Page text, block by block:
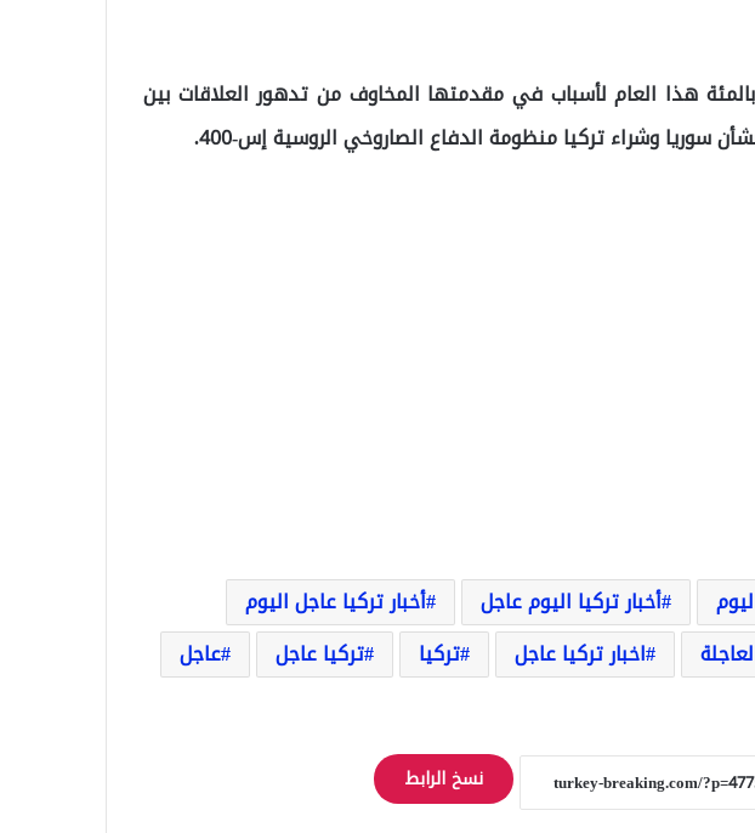
هذا العام لأسباب في مقدمتها المخاوف من تدهور العلاقات بين
سوريا وشراء تركيا منظومة الدفاع الصاروخي الروسية إس-400.
أخبار تركيا اليوم عاجل
أخبار تركيا عاجل اليوم
اخبار تركيا عاجل تركيا تركيا عاجل
عاجل
نسخ الرابط